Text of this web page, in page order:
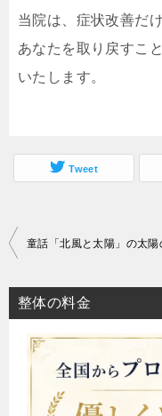
当院は、症状改善だ
あなたを取り戻すこ
いたします。
Tweet
投
ナ
ビ
整体の料金